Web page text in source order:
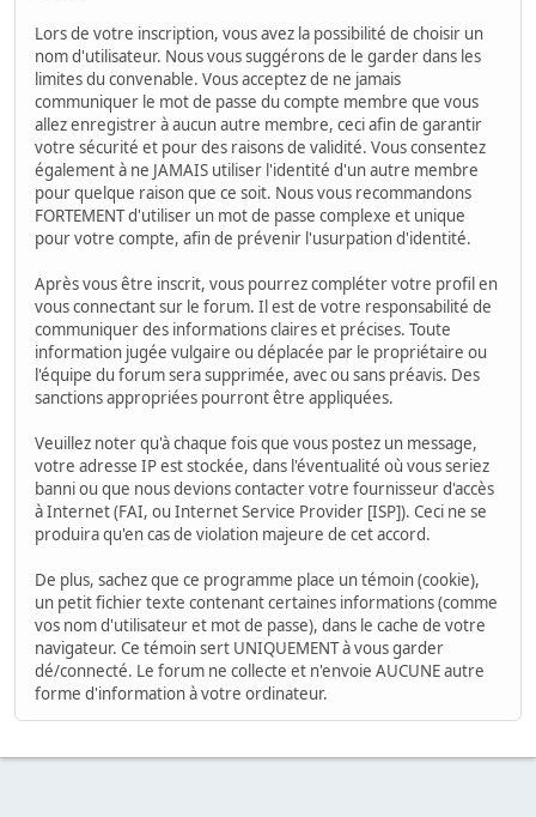
Lors de votre inscription, vous avez la possibilité de choisir un
nom d'utilisateur. Nous vous suggérons de le garder dans les
limites du convenable. Vous acceptez de ne jamais
communiquer le mot de passe du compte membre que vous
allez enregistrer à aucun autre membre, ceci afin de garantir
votre sécurité et pour des raisons de validité. Vous consentez
également à ne JAMAIS utiliser l'identité d'un autre membre
pour quelque raison que ce soit. Nous vous recommandons
FORTEMENT d'utiliser un mot de passe complexe et unique
pour votre compte, afin de prévenir l'usurpation d'identité.
Après vous être inscrit, vous pourrez compléter votre profil en
vous connectant sur le forum. Il est de votre responsabilité de
communiquer des informations claires et précises. Toute
information jugée vulgaire ou déplacée par le propriétaire ou
l'équipe du forum sera supprimée, avec ou sans préavis. Des
sanctions appropriées pourront être appliquées.
Veuillez noter qu'à chaque fois que vous postez un message,
votre adresse IP est stockée, dans l'éventualité où vous seriez
banni ou que nous devions contacter votre fournisseur d'accès
à Internet (FAI, ou Internet Service Provider [ISP]). Ceci ne se
produira qu'en cas de violation majeure de cet accord.
De plus, sachez que ce programme place un témoin (cookie),
un petit fichier texte contenant certaines informations (comme
vos nom d'utilisateur et mot de passe), dans le cache de votre
navigateur. Ce témoin sert UNIQUEMENT à vous garder
dé/connecté. Le forum ne collecte et n'envoie AUCUNE autre
forme d'information à votre ordinateur.